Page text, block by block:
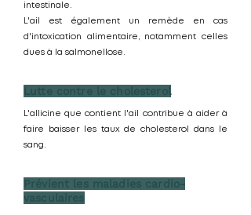
intestinale.
L'ail est également un remède en cas
d'intoxication alimentaire, notamment celles
dues à la salmonellose.
Lutte contre le cholesterol
L'allicine que contient l'ail contribue à aider à
faire baisser les taux de cholesterol dans le
sang.
Prévient les maladies cardio-
vasculaires